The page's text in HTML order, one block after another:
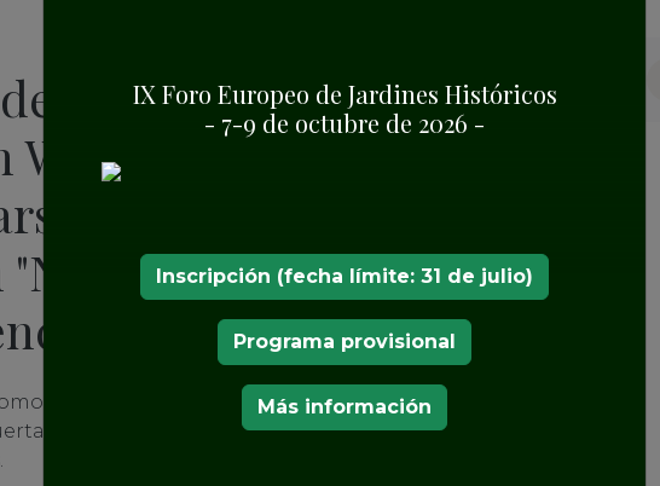
Palacio del Rey
Wilanów y el Castillo
socios del IEJH,
gratis en
Reales".
y mejorar el patrimonio cultural verde, los
de forma gratuita a los huéspedes
IX Foro Europeo de Jardines Históricos
- 7-9 de octubre de 2026 -
Inscripción (fecha límite: 31 de julio)
Programa provisional
Más información